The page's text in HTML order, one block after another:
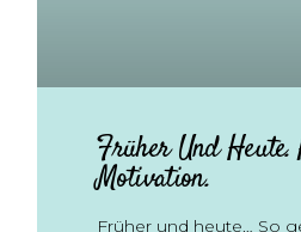
Früher Und Heute.
Motivation.
Früher und heute… So